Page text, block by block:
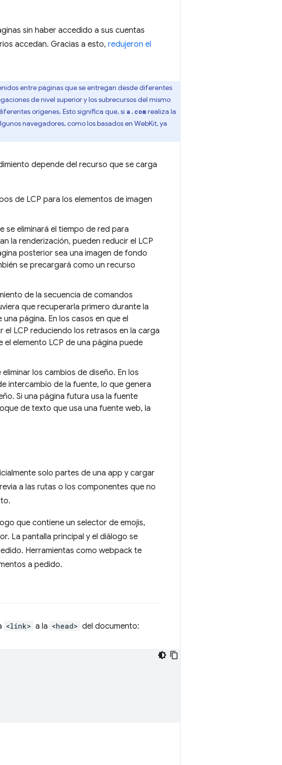
sin haber accedido a sus cuentas
accedan. Gracias a esto, redujeron el
entre páginas que se entregan desde diferentes
de nivel superior y los subrecursos del mismo
orígenes. Esto significa que, si a.comrealiza la
navegadores, como los basados en WebKit, ya
depende del recurso que se carga
de LCP para los elementos de imagen
se eliminará el tiempo de red para
la renderización, pueden reducir el LCP
posterior sea una imagen de fondo
se precargará como un recurso
de la secuencia de comandos
que recuperarla primero durante la
una página. En los casos en que el
el LCP reduciendo los retrasos en la carga
elemento LCP de una página puede
los cambios de diseño. En los
intercambio de la fuente, lo que genera
Si una página futura usa la fuente
de texto que usa una fuente web, la
solo partes de una app y cargar
a las rutas o los componentes que no
que contiene un selector de emojis,
La pantalla principal y el diálogo se
Herramientas como webpack te
a pedido.
<link> a la <head> del documento: